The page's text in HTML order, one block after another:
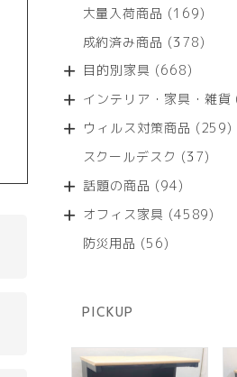
商
の
商
大量入荷商品 169169
の
成約済み商品 378378
商
目的別家具 668668
の
商
インテリア・家具・雑貨
ウィルス対策商品 259
スクールデスク 3737
商
話題の商品 9494
の
オフィス家具 45894589
防災用品 5656
PICKUP